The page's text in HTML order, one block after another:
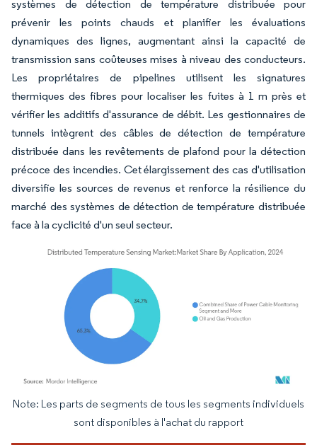
systèmes de détection de température distribuée pour
prévenir les points chauds et planifier les évaluations
dynamiques des lignes, augmentant ainsi la capacité de
transmission sans coûteuses mises à niveau des conducteurs.
Les propriétaires de pipelines utilisent les signatures
thermiques des fibres pour localiser les fuites à 1 m près et
vérifier les additifs d'assurance de débit. Les gestionnaires de
tunnels intègrent des câbles de détection de température
distribuée dans les revêtements de plafond pour la détection
précoce des incendies. Cet élargissement des cas d'utilisation
diversifie les sources de revenus et renforce la résilience du
marché des systèmes de détection de température distribuée
face à la cyclicité d'un seul secteur.
Image © Mordor Intelligence. La réutilisation nécessite une attribution sous CC BY
Note: Les parts de segments de tous les segments individuels
sont disponibles à l'achat du rapport